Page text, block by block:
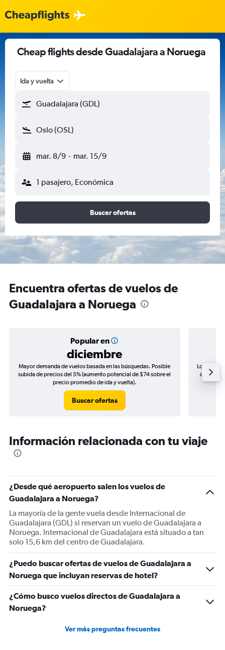
Cheap flights desde Guadalajara a Noruega
Ida y vuelta
Guadalajara (GDL)
Oslo (OSL)
mar. 8/9 - mar. 15/9
1 pasajero, Económica
Buscar ofertas
Encuentra ofertas de vuelos de
Guadalajara a Noruega
Popular en
diciembre
Mayor demanda de vuelos basada en las búsquedas. Posible
subida de precios del 5% (aumento potencial de $74 sobre el
precio promedio de ida y vuelta).
Buscar ofertas
Los
de
Información relacionada con tu viaje
¿Desde qué aeropuerto salen los vuelos de
Guadalajara a Noruega?
La mayoría de la gente vuela desde Internacional de
Guadalajara (GDL) si reservan un vuelo de Guadalajara a
Noruega. Internacional de Guadalajara está situado a tan
solo 15,6 km del centro de Guadalajara.
¿Puedo buscar ofertas de vuelos de Guadalajara a
Noruega que incluyan reservas de hotel?
¿Cómo busco vuelos directos de Guadalajara a
Noruega?
Ver más preguntas frecuentes